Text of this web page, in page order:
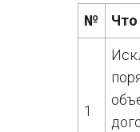
№ Что
1